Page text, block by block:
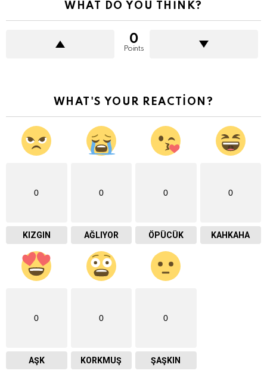
WHAT DO YOU THINK?
0
Points
WHAT'S YOUR REACTION?
0
KIZGIN
0
AĞLIYOR
0
ÖPÜCÜK
0
KAHKAHA
0
AŞK
0
KORKMUŞ
0
ŞAŞKIN